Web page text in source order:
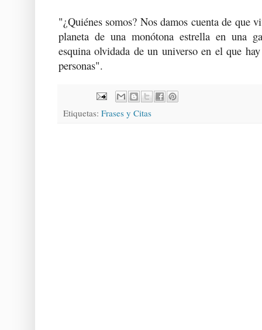
"¿Quiénes somos? Nos damos cuenta de que
planeta de una monótona estrella en una
esquina olvidada de un universo en el que
personas".
Etiquetas: Frases y Citas